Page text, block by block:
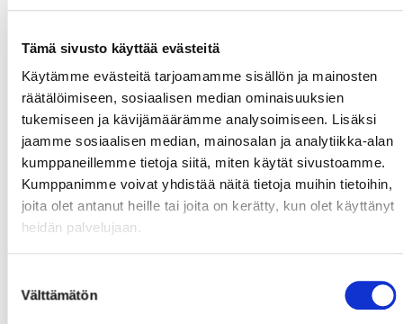
Tämä sivusto käyttää evästeitä
Käytämme evästeitä tarjoamamme sisällön ja mainosten
räätälöimiseen, sosiaalisen median ominaisuuksien
tukemiseen ja kävijämäärämme analysoimiseen. Lisäksi
jaamme sosiaalisen median, mainosalan ja analytiikka-alan
kumppaneillemme tietoja siitä, miten käytät sivustoamme.
Kumppanimme voivat yhdistää näitä tietoja muihin tietoihin,
joita olet antanut heille tai joita on kerätty, kun olet käyttänyt
heidän palvelujaan.
valinta
Välttämätön